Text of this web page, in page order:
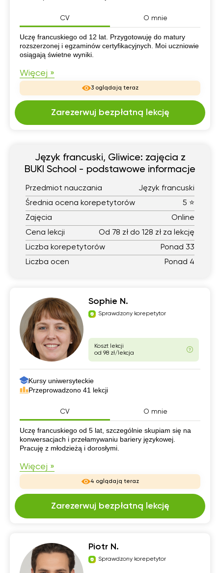
CV O mnie
CV
Uczę francuskiego od 12 lat. Przygotowuję do matury
rozszerzonej i egzaminów certyfikacyjnych. Moi uczniowie
osiągają świetne wyniki.
Więcej »
3 oglądają teraz
Zarezerwuj bezpłatną lekcję
Język francuski, Gliwice: zajęcia z
BUKI School - podstawowe informacje
Przedmiot nauczania
Język francuski
Średnia ocena korepetytorów
5 ⭐
Zajęcia
Online
Cena lekcji
Od 78 zł do 128 zł za lekcję
Liczba korepetytorów
Ponad 33
Liczba ocen
Ponad 4
Sophie N.
Sprawdzony korepetytor
Koszt lekcji
od 98 zł/lekcja
Kursy uniwersyteckie
Przeprowadzono 41 lekcji
CV O mnie
CV
Uczę francuskiego od 5 lat, szczególnie skupiam się na
konwersacjach i przełamywaniu bariery językowej.
Pracuję z młodzieżą i dorosłymi.
Więcej »
4 oglądają teraz
Zarezerwuj bezpłatną lekcję
Piotr N.
Sprawdzony korepetytor